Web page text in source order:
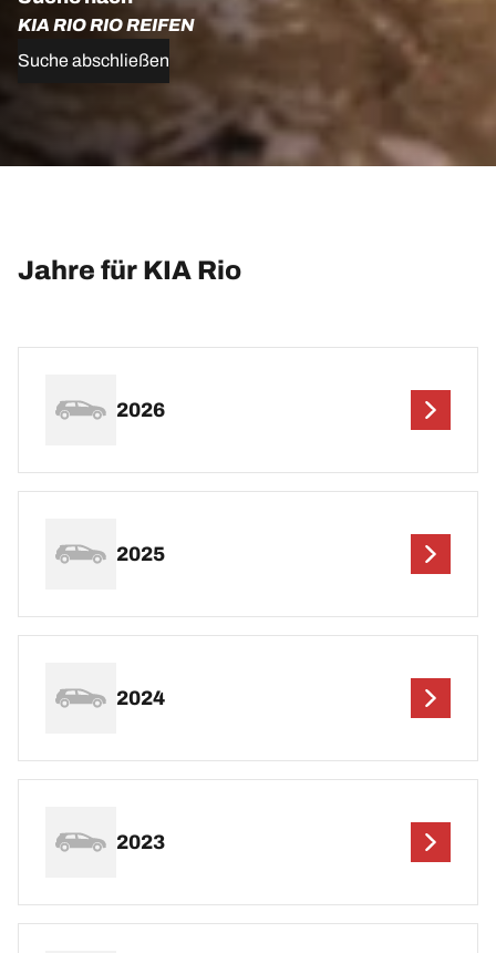
KIA RIO RIO REIFEN
Suche abschließen
Jahre für KIA Rio
2026
2025
2024
2023